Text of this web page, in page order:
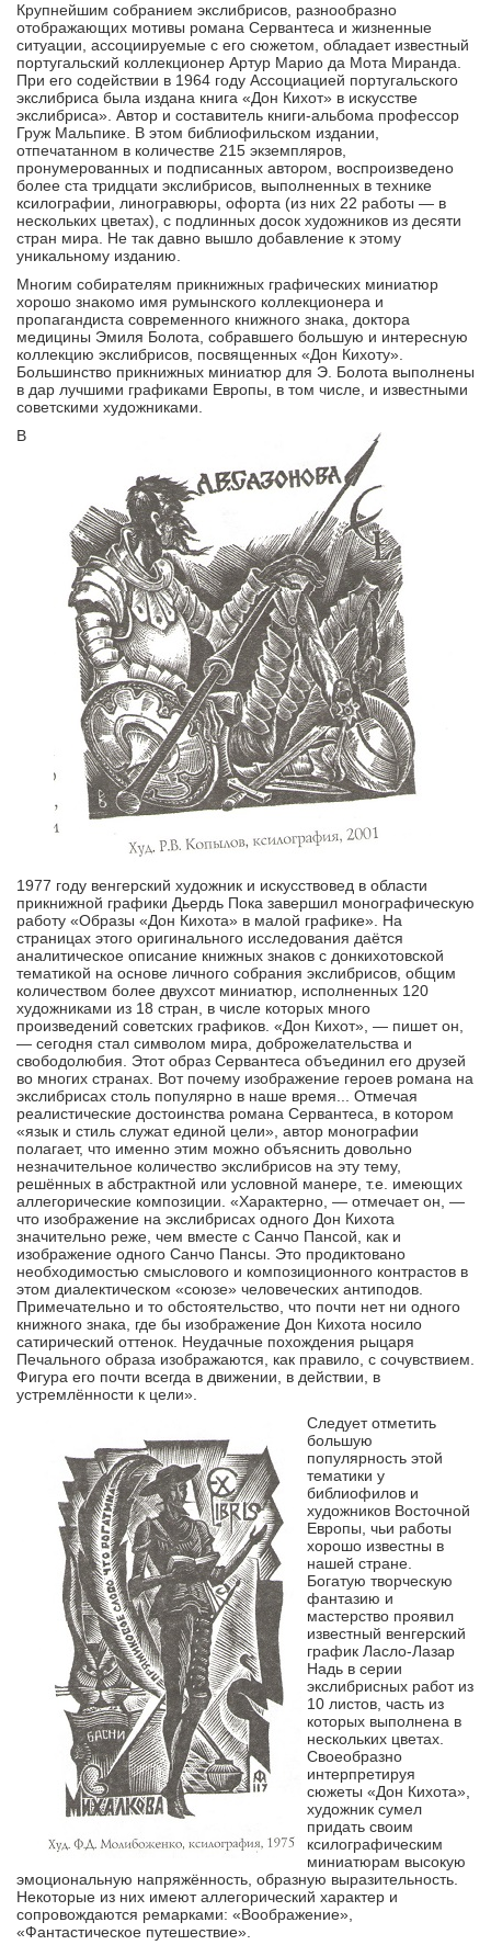
Крупнейшим собранием экслибрисов, разнообразно
отображающих мотивы романа Сервантеса и жизненные
ситуации, ассоциируемые с его сюжетом, обладает известный
португальский коллекционер Артур Марио да Мота Миранда.
При его содействии в 1964 году Ассоциацией португальского
экслибриса была издана книга «Дон Кихот» в искусстве
экслибриса». Автор и составитель книги-альбома профессор
Груж Мальпике. В этом библиофильском издании,
отпечатанном в количестве 215 экземпляров,
пронумерованных и подписанных автором, воспроизведено
более ста тридцати экслибрисов, выполненных в технике
ксилографии, линогравюры, офорта (из них 22 работы — в
нескольких цветах), с подлинных досок художников из десяти
стран мира. Не так давно вышло добавление к этому
уникальному изданию.
Многим собирателям прикнижных графических миниатюр
хорошо знакомо имя румынского коллекционера и
пропагандиста современного книжного знака, доктора
медицины Эмиля Болота, собравшего большую и интересную
коллекцию экслибрисов, посвященных «Дон Кихоту».
Большинство прикнижных миниатюр для Э. Болота выполнены
в дар лучшими графиками Европы, в том числе, и известными
советскими художниками.
В
1977 году венгерский художник и искусствовед в области
прикнижной графики Дьердь Пока завершил монографическую
работу «Образы «Дон Кихота» в малой графике». На
страницах этого оригинального исследования даётся
аналитическое описание книжных знаков с донкихотовской
тематикой на основе личного собрания экслибрисов, общим
количеством более двухсот миниатюр, исполненных 120
художниками из 18 стран, в числе которых много
произведений советских графиков. «Дон Кихот», — пишет он,
— сегодня стал символом мира, доброжелательства и
свободолюбия. Этот образ Сервантеса объединил его друзей
во многих странах. Вот почему изображение героев романа на
экслибрисах столь популярно в наше время... Отмечая
реалистические достоинства романа Сервантеса, в котором
«язык и стиль служат единой цели», автор монографии
полагает, что именно этим можно объяснить довольно
незначительное количество экслибрисов на эту тему,
решённых в абстрактной или условной манере, т.е. имеющих
аллегорические композиции. «Характерно, — отмечает он, —
что изображение на экслибрисах одного Дон Кихота
значительно реже, чем вместе с Санчо Пансой, как и
изображение одного Санчо Пансы. Это продиктовано
необходимостью смыслового и композиционного контрастов в
этом диалектическом «союзе» человеческих антиподов.
Примечательно и то обстоятельство, что почти нет ни одного
книжного знака, где бы изображение Дон Кихота носило
сатирический оттенок. Неудачные похождения рыцаря
Печального образа изображаются, как правило, с сочувствием.
Фигура его почти всегда в движении, в действии, в
устремлённости к цели».
Следует отметить
большую
популярность этой
тематики у
библиофилов и
художников Восточной
Европы, чьи работы
хорошо известны в
нашей стране.
Богатую творческую
фантазию и
мастерство проявил
известный венгерский
график Ласло-Лазар
Надь в серии
экслибрисных работ из
10 листов, часть из
которых выполнена в
нескольких цветах.
Своеобразно
интерпретируя
сюжеты «Дон Кихота»,
художник сумел
придать своим
ксилографическим
миниатюрам высокую
эмоциональную напряжённость, образную выразительность.
Некоторые из них имеют аллегорический характер и
сопровождаются ремарками: «Воображение»,
«Фантастическое путешествие».